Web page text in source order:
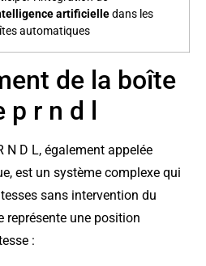
artificielledans les
automatiques
de la boîte
p r n d l
D L, également appelée
est un système complexe qui
sans intervention du
représente une position
: